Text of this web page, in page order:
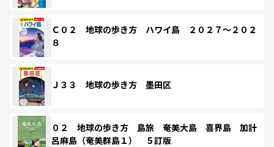
Ｃ０２ 地球の歩き方 ハワイ島 ２０２７～２０２
８
Ｊ３３ 地球の歩き方 墨田区
０２ 地球の歩き方 島旅 奄美大島 喜界島 加計
呂麻島（奄美群島１） ５訂版